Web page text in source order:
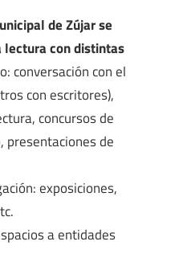
de Zújar se
con distintas
conversación con el
con escritores),
concursos de
presentaciones de
exposiciones,
a entidades